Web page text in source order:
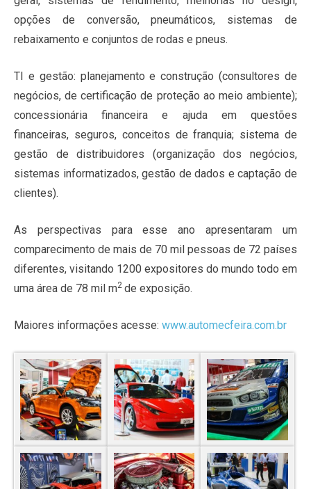
opções de conversão, pneumáticos, sistemas de
rebaixamento e conjuntos de rodas e pneus.
TI e gestão: planejamento e construção (consultores de
negócios, de certificação de proteção ao meio ambiente);
concessionária financeira e ajuda em questões
financeiras, seguros, conceitos de franquia; sistema de
gestão de distribuidores (organização dos negócios,
sistemas informatizados, gestão de dados e captação de
clientes).
As perspectivas para esse ano apresentaram um
comparecimento de mais de 70 mil pessoas de 72 países
diferentes, visitando 1200 expositores do mundo todo em
uma área de 78 mil m2 de exposição.
Maiores informações acesse: www.automecfeira.com.br